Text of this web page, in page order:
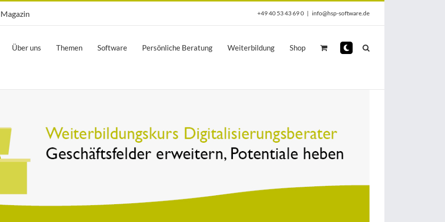
Opti.Mag
Magazin +49 40 53 43 69 0 | info@hsp-software.de
Über uns Themen Software Persönliche Beratung Weiterbildung Shop